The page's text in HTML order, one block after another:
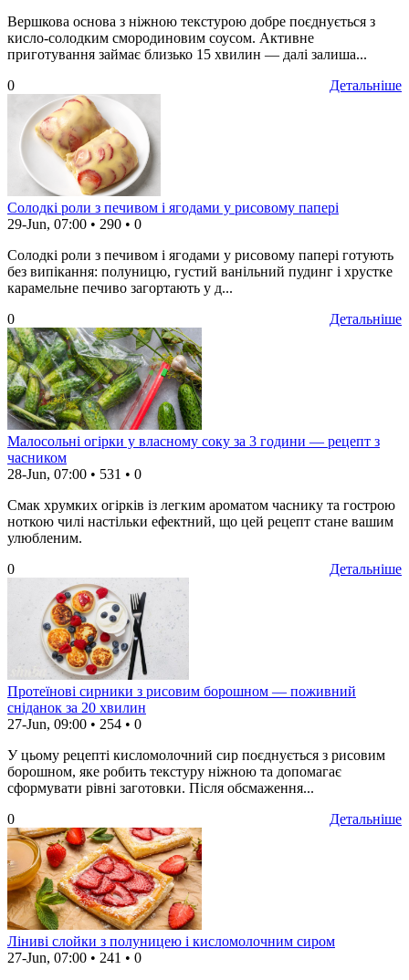
Вершкова основа з ніжною текстурою добре поєднується з
кисло-солодким смородиновим соусом. Активне
приготування займає близько 15 хвилин — далі залиша...
Детальніше
0
Солодкі роли з печивом і ягодами у рисовому папері
29-Jun, 07:00 • 290 • 0
Солодкі роли з печивом і ягодами у рисовому папері готують
без випікання: полуницю, густий ванільний пудинг і хрустке
карамельне печиво загортають у д...
Детальніше
0
Малосольні огірки у власному соку за 3 години — рецепт з
часником
28-Jun, 07:00 • 531 • 0
Смак хрумких огірків із легким ароматом часнику та гострою
ноткою чилі настільки ефектний, що цей рецепт стане вашим
улюбленим.
Детальніше
0
Протеїнові сирники з рисовим борошном — поживний
сніданок за 20 хвилин
27-Jun, 09:00 • 254 • 0
У цьому рецепті кисломолочний сир поєднується з рисовим
борошном, яке робить текстуру ніжною та допомагає
сформувати рівні заготовки. Після обсмаження...
Детальніше
0
Ліниві слойки з полуницею і кисломолочним сиром
27-Jun, 07:00 • 241 • 0